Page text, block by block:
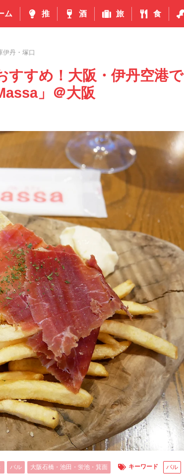
ム 推 酒 旅 食
伊丹・塚口
すすめ！大阪・伊丹空港で
」＠大阪
バル 大阪石橋・池田・蛍池・箕面 キーワード
バル